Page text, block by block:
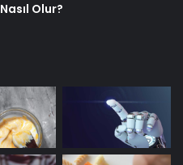
Olur?